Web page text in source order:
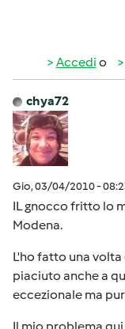
Accedi o
chya72
Gio, 03/04/2010 -
IL gnocco fritto lo
Modena.
L'ho fatto una
piaciuto anche a
eccezionale ma